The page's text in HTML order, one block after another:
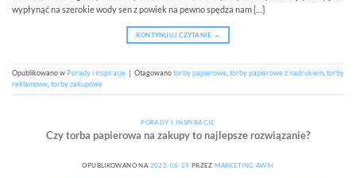
wypłynąć na szerokie wody sen z powiek na pewno spędza nam […]
KONTYNUUJ CZYTANIE →
Opublikowano w Porady i inspiracje | Otagowanotorby papierowe torby papierowe z nadrukiem torby
reklamowe torby zakupowe
PORADY I INSPIRACJE
Czy torba papierowa na zakupy to najlepsze rozwiązanie?
OPUBLIKOWANO NA 2022-06-29 PRZEZMARKETING AWIH